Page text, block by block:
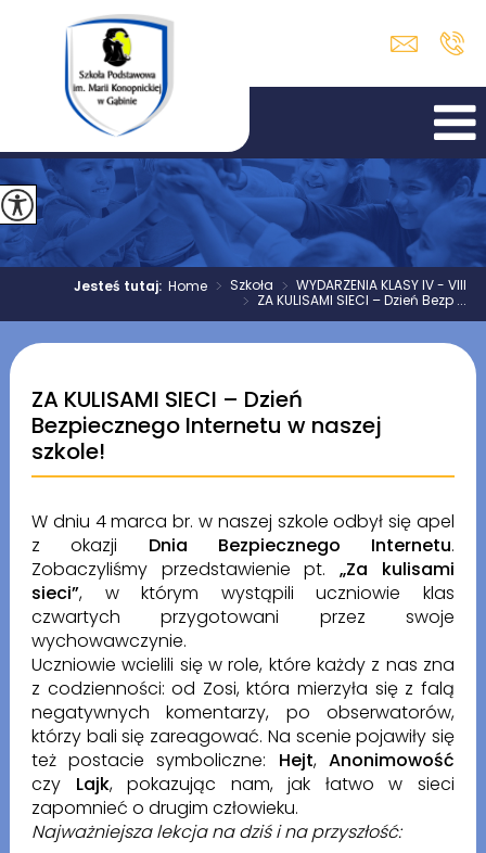
Jesteś tutaj:Home > Szkoła > WYDARZENIA KLASY IV - VIII
> ZA KULISAMI SIECI – Dzień Bezp ...
ZA KULISAMI SIECI – Dzień
Bezpiecznego Internetu w naszej
szkole!
W dniu 4 marca br. w naszej szkole odbył się apel
z okazji Dnia Bezpiecznego Internetu.
Zobaczyliśmy przedstawienie pt.„Za kulisami
sieci”, w którym wystąpili uczniowie klas
czwartych przygotowani przez swoje
wychowawczynie.
Uczniowie wcielili się w role, które każdy z nas zna
z codzienności: od Zosi, która mierzyła się z falą
negatywnych komentarzy, po obserwatorów,
którzy bali się zareagować. Na scenie pojawiły się
też postacie symboliczne: Hejt,Anonimowość
czy Lajk, pokazując nam, jak łatwo w sieci
zapomnieć o drugim człowieku.
Najważniejsza lekcja na dziś i na przyszłość: